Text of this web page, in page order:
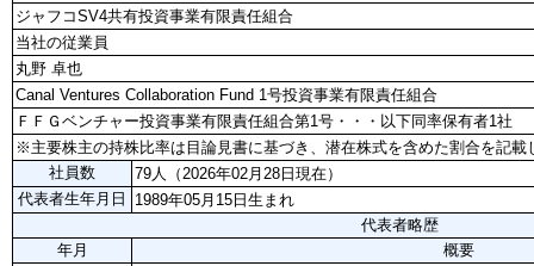
ジャフコSV4共有投資事業有限責任組合
当社の従業員
丸野 卓也
Canal Ventures Collaboration Fund 1号投資事業有限責任組合
ＦＦＧベンチャー投資事業有限責任組合第1号・・・以下同率保有者1社
※主要株主の持株比率は目論見書に基づき、潜在株式を含めた割合を記載
社員数
79人（2026年02月28日現在）
代表者生年月日
1989年05月15日生まれ
代表者略歴
年月
概要